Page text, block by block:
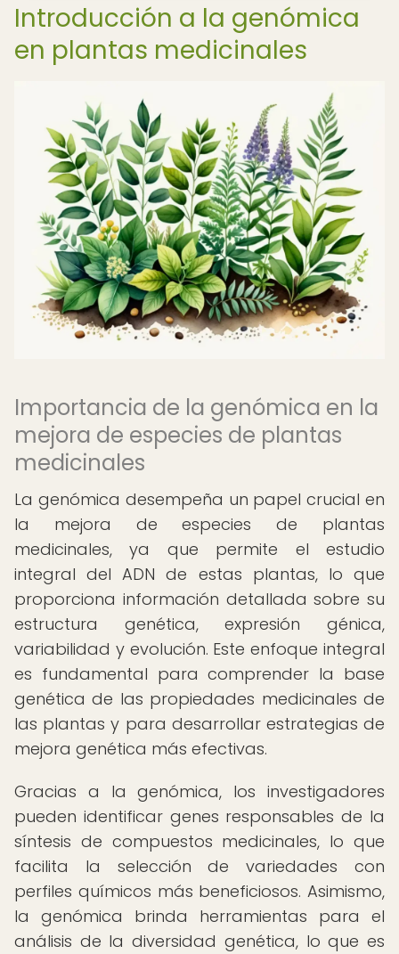
Introducción a la genómica
en plantas medicinales
Importancia de la genómica en la
mejora de especies de plantas
medicinales
La genómica desempeña un papel crucial en
la mejora de especies de plantas
medicinales, ya que permite el estudio
integral del ADN de estas plantas, lo que
proporciona información detallada sobre su
estructura genética, expresión génica,
variabilidad y evolución. Este enfoque integral
es fundamental para comprender la base
genética de las propiedades medicinales de
las plantas y para desarrollar estrategias de
mejora genética más efectivas.
Gracias a la genómica, los investigadores
pueden identificar genes responsables de la
síntesis de compuestos medicinales, lo que
facilita la selección de variedades con
perfiles químicos más beneficiosos. Asimismo,
la genómica brinda herramientas para el
análisis de la diversidad genética, lo que es